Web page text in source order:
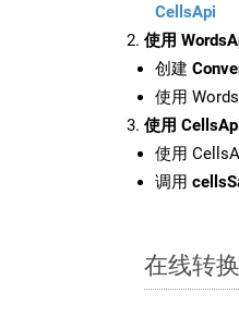
CellsApi
使用
创建
使用
使用
使用
调用
在线转